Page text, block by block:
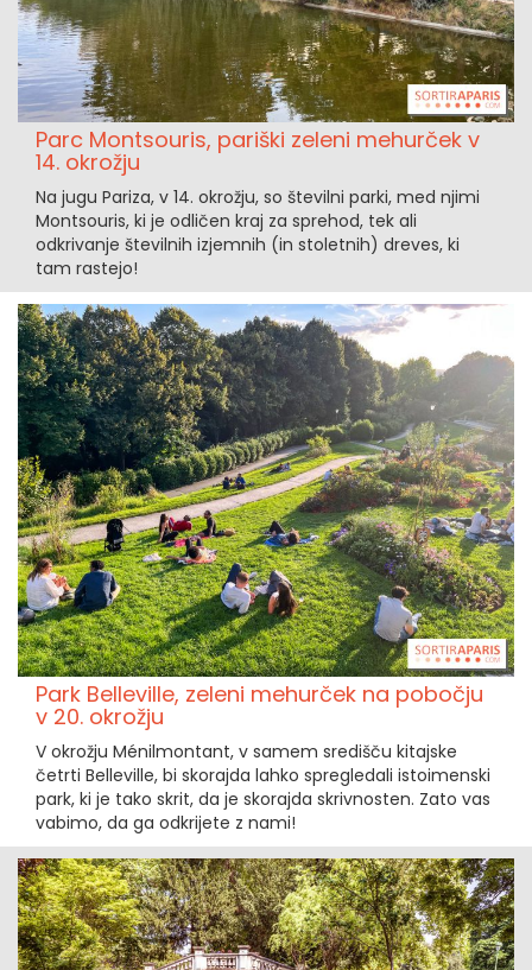
Parc Montsouris, pariški zeleni mehurček v
14. okrožju
Na jugu Pariza, v 14. okrožju, so številni parki, med njimi
Montsouris, ki je odličen kraj za sprehod, tek ali
odkrivanje številnih izjemnih (in stoletnih) dreves, ki
tam rastejo!
Park Belleville, zeleni mehurček na pobočju
v 20. okrožju
V okrožju Ménilmontant, v samem središču kitajske
četrti Belleville, bi skorajda lahko spregledali istoimenski
park, ki je tako skrit, da je skorajda skrivnosten. Zato vas
vabimo, da ga odkrijete z nami!